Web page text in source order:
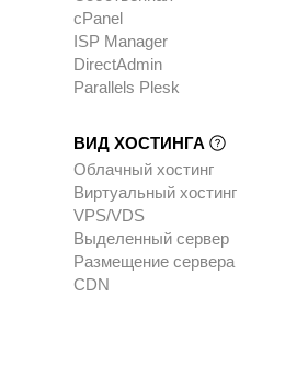
cPanel
ISP Manager
DirectAdmin
Parallels Plesk
ВИД ХОСТИНГА
Облачный хостинг
Виртуальный хостинг
VPS/VDS
Выделенный сервер
Размещение сервера
CDN